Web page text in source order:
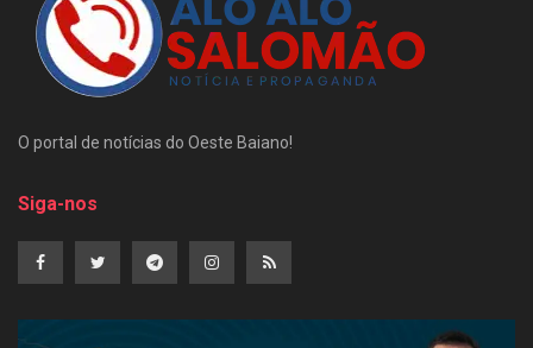
O portal de notícias do Oeste Baiano!
Siga-nos